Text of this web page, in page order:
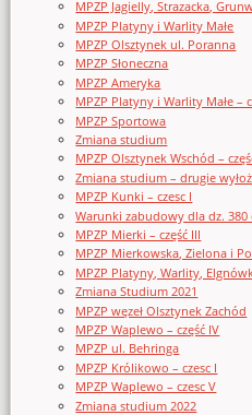
MPZP Jagielly, Strazacka,
MPZP Platyny i Warlity Małe
MPZP Olsztynek ul. Poranna
MPZP Słoneczna
MPZP Ameryka
MPZP Platyny i Warlity Małe –
MPZP Sportowa
Zmiana studium
MPZP Olsztynek Wschód –
Zmiana studium – drugie
MPZP Kunki – czesc I
Warunki zabudowy dla dz.
MPZP Mierki – część III
MPZP Mierkowska, Zielona i
MPZP Platyny, Warlity,
Zmiana Studium 2021
MPZP węzeł Olsztynek Zachód
MPZP Waplewo – część IV
MPZP ul. Behringa
MPZP Królikowo – czesc I
MPZP Waplewo – czesc V
Zmiana studium 2022